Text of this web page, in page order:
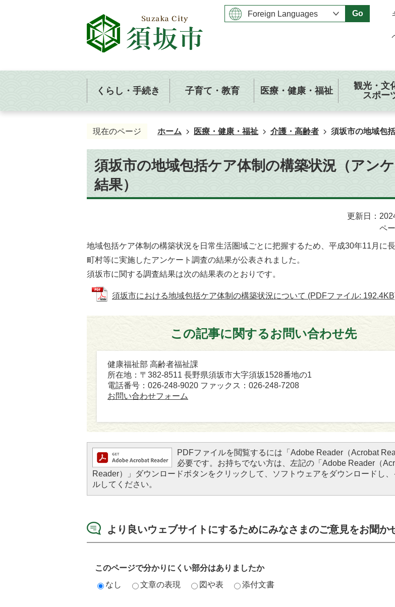
Go
くらし・手続き 子育て・教育 医療・健康・福祉
観光・文
スポー
現在のページ ホーム 医療・健康・福祉 介護・高齢者 須坂市の地域包
須坂市の地域包括ケア体制の構築状況（アン
結果）
更新日：
ペ
地域包括ケア体制の構築状況を日常生活圏域ごとに把握するため、平成30年11月に
町村等に実施したアンケート調査の結果が公表されました。
須坂市に関する調査結果は次の結果表のとおりです。
須坂市における地域包括ケア体制の構築状況について (PDFファイル:
この記事に関するお問い合わせ先
健康福祉部 高齢者福祉課
所在地：〒382-8511 長野県須坂市大字須坂1528番地の1
電話番号：026-248-9020 ファックス：026-248-7208
お問い合わせフォーム
PDFファイルを閲覧するには「Adobe Reader（Acrobat
必要です。お持ちでない方は、左記の「Adobe Reader（
Reader）」ダウンロードボタンをクリックして、ソフトウェアをダウンロードし
ルしてください。
より良いウェブサイトにするためにみなさまのご意見をお聞か
このページで分かりにくい部分はありましたか
なし
文章の表現 図や表 添付文書